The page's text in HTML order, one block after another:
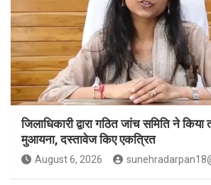
जिलाधिकारी द्वारा गठित जांच समिति ने
मुआयना, दस्तावेज किए एकत्रित
August 6, 2026